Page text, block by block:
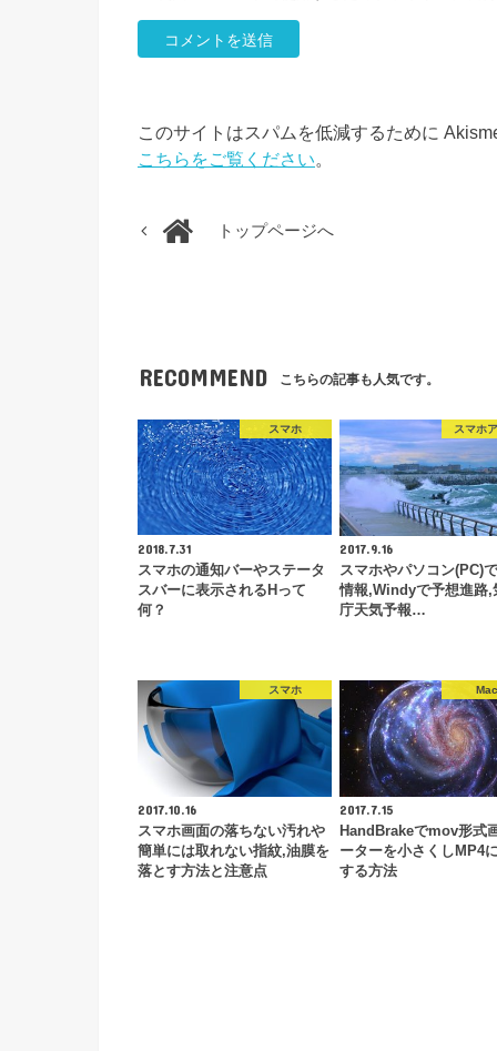
このサイトはスパムを低減するために
こちらをご覧ください。
トップページへ
RECOMMEND こちらの記事も人気です。
スマホ
2018.7.31
スマホの通知バーやステータ
スバーに表示されるHって
何？
スマホ
2017.9.16
スマホやパソコン(PC)
情報,Windyで予想進路,
庁天気予報…
スマホ
2017.10.16
スマホ画面の落ちない汚れや
簡単には取れない指紋,油膜を
落とす方法と注意点
2017.7.15
HandBrakeでmov形式
ーターを小さくしMP4
する方法